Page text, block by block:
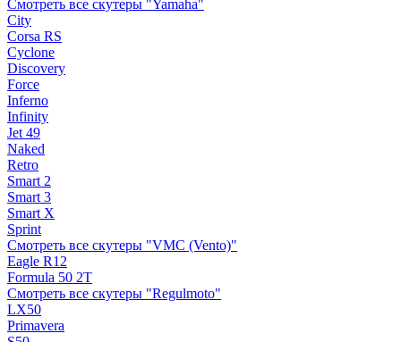
Смотреть все скутеры "Yamaha"
City
Corsa RS
Cyclone
Discovery
Force
Inferno
Infinity
Jet 49
Naked
Retro
Smart 2
Smart 3
Smart X
Sprint
Смотреть все скутеры "VMC (Vento)"
Eagle R12
Formula 50 2Т
Смотреть все скутеры "Regulmoto"
LX50
Primavera